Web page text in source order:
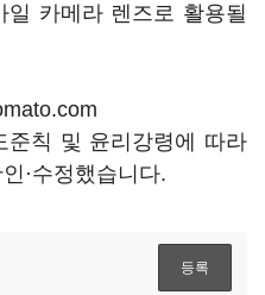
카메라 렌즈로 활용될
준칙 및 윤리강령에 따라
·수정했습니다.